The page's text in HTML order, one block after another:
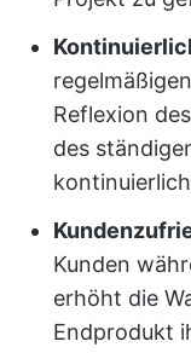
Reflexion
des
Kunden
erhöht die
Endprodukt